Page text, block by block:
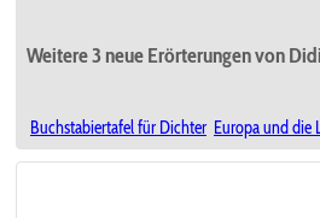
Weitere 3 neue Erörterungen von
Buchstabiertafel für Dichter Europa und die